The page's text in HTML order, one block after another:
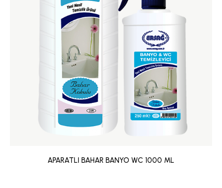
APARATLI BAHAR BANYO WC 1000 ML